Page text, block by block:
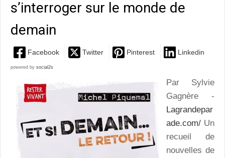
s’interroger sur le monde de
demain
Facebook Twitter Pinterest Linkedin
powered by social2s
Par Sylvie
Gagnère -
Lagrandepar
ade.com/ Un
recueil de
nouvelles de